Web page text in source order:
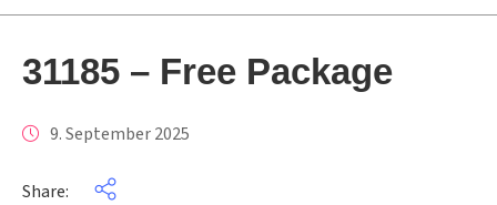
31185 – Free Package
9. September 2025
Share: